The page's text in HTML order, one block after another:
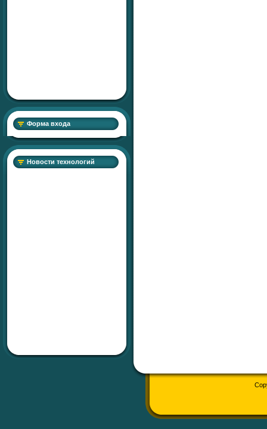
Форма входа
Новости технологий